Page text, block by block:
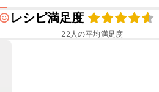
レシピ満足度
22人の平均満足度